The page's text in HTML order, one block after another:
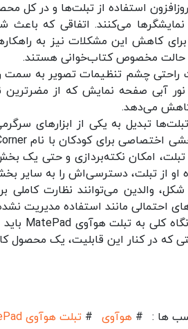
استفاده از تبلت‌ها و در کل
می‌کنند. اتفاقی که باعث
کاهش این مشکلات نیز به
مخصوص کتاب‌خوانی هستند.
راحتی چشم تنظیمات تصویر به سمت
آبی صفحه نمایش که از مضرترین
می‌دهد.
تبلت‌ها تبدیل به یکی از ابزارهای
تبلت، امکان نکته‌بردازی و حتی یک
او از تبلت، دسترسی‌اش را به سایر
شکل، والدین می‌توانند نظارت
احتمالی مانند استفاده مدیریت
که در کنار این قابلیت، یک محصول
ها : # هوآوی # تبلت هوآوی MatePad